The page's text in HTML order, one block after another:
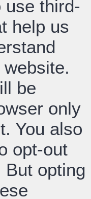
use third-
help us
be
only
You also
opt-out
opting